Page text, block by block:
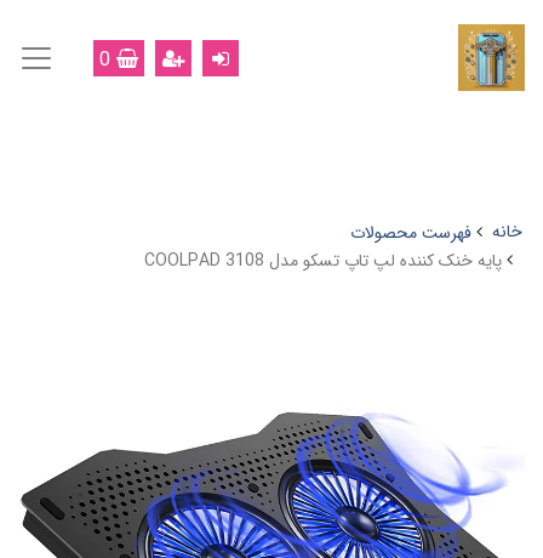
0
خانه
فهرست محصولات
پایه خنک کننده لپ تاپ تسکو مدل COOLPAD 3108